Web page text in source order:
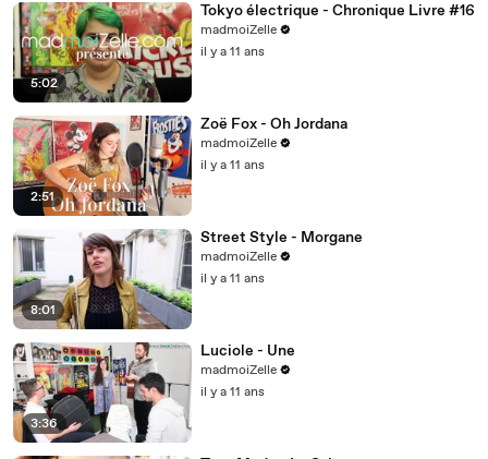
5:02
Tokyo électrique - Chronique Livre #16
madmoiZelle
il y a 11 ans
2:51
Zoë Fox - Oh Jordana
madmoiZelle
il y a 11 ans
8:01
Street Style - Morgane
madmoiZelle
il y a 11 ans
3:36
Luciole - Une
madmoiZelle
il y a 11 ans